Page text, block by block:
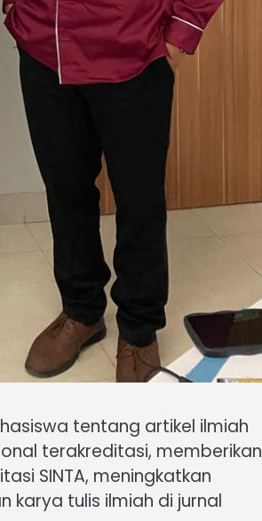
tentang artikel ilmiah
terakreditasi, memberikan
SINTA, meningkatkan
karya tulis ilmiah di jurnal